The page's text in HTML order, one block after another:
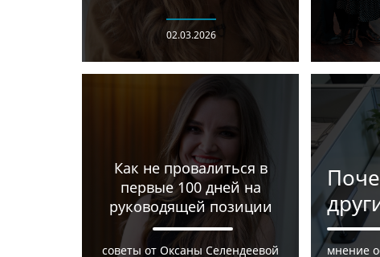
02.03.2026
Как не провалиться в
первые 100 дней на
руководящей позиции
советы от Оксаны Селендеевой мнение